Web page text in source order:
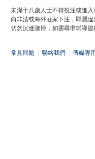
未滿十八歲人士不得投注或進入
向非法或海外莊家下注，即屬違
切勿沉迷賭博，如需尋求輔導
常見問題 聯絡我們 傳媒專